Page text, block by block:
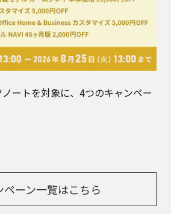
ートを対象に、4つのキャンペー
ペーン一覧はこちら